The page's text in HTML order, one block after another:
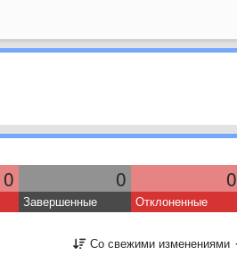
0 0 0
Завершенные Отклоненные
Со свежими изменениями